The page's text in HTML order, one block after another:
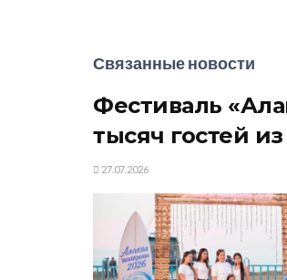
Связанные новости
Фестиваль
тысяч гостей
27.07.2026